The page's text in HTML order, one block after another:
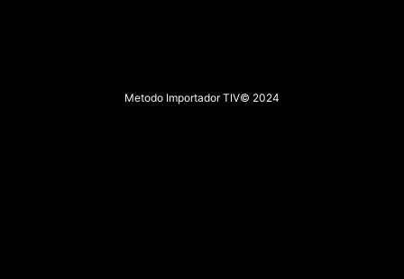
Metodo Importador TIV© 2024